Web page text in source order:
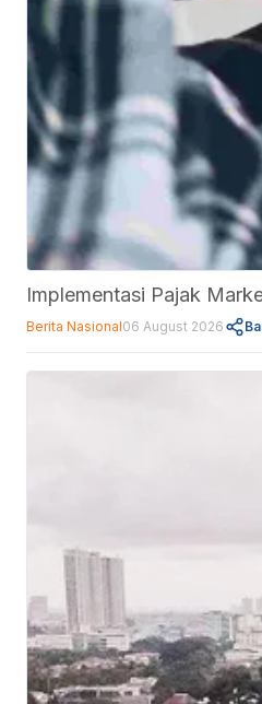
Implementasi Pajak
Berita Nasional06 August 2026